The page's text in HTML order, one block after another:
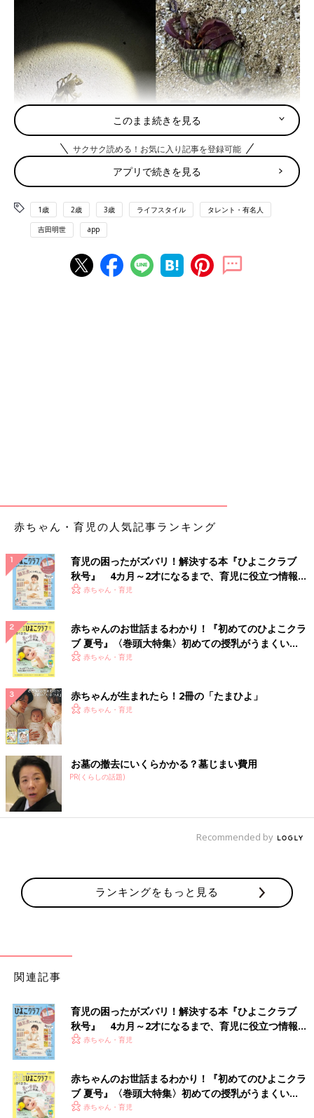
ナイトツアーで出会った生き物たち
今年は娘が小学校に入る前の最後の夏休み！
保育園に通っている娘にとって、来年からのほうが夏休みそのも
のは長いのですが、進学前最後と思うと何かとセンチメンタルモ
一しんみりしている母であります)
会ったり(こちらから攻撃しなければ安全とのことで遠目から見
ました)、浜辺では拳ぐらいの大きなヤドカリやカニを見つけた
な生き物にたくさん遭遇することができました。そして、懐中電
灯の明かりを消して見上げた満天の星の数々。あんなにも宝石の
ように綺麗に輝く天の川を見たのは人生で初めてでした。
ツアーから帰る道中でヤシガニの子どもには会えたものの、イリ
みに息子は"イリオモテヤマネコ"が難しくて言えず、"ヤマネコ
ネコ"と言っていました。可愛すぎやろぉぉー！〈親バカ〉)
体力気力を振りしぼってトレッキングツアー！
としては、カヌーで川をさかのぼり、トレッキングで滝の上と滝
もう…最っっ高でした。
長年西表島で生活されている森本さんは西表島の自然、生き物を
知り尽くす、まさに森の博士。トレッキング中に出会う生き物や
植物の豆知識を教えてくれるので、子どもたちは険しくつらい道
のりも弱音を吐くことなく進むことができました。そして、登り
切ったあとに飛び込む55mの滝つぼはまさに極楽！自然のパワー
このまま続きを見る
サクサク読める！お気に入り記事を登録可能
アプリで続きを見る
1歳 2歳 3歳 ライフスタイル タレント・有名人
吉田明世 app
赤ちゃん・育児の人気記事ランキング
育児の困ったがズバリ！解決する本『ひよこクラブ
秋号』 4カ月～2才になるまで、育児に役立つ情報が
いっぱい！
赤ちゃん・育児
赤ちゃんのお世話まるわかり！『初めてのひよこクラ
ブ 夏号』〈巻頭大特集〉初めての授乳がうまくい
く！ おっぱい・ミルクの基本と夏のトラブル 解決テ
赤ちゃん・育児
赤ちゃんが生まれたら！2冊の「たまひよ」
赤ちゃん・育児
お墓の撤去にいくらかかる？墓じまい費用
PR(くらしの話題)
Recommended by
ランキングをもっと見る
関連記事
育児の困ったがズバリ！解決する本『ひよこクラブ
秋号』 4カ月～2才になるまで、育児に役立つ情報が
いっぱい！
赤ちゃん・育児
赤ちゃんのお世話まるわかり！『初めてのひよこクラ
ブ 夏号』〈巻頭大特集〉初めての授乳がうまくい
く！ おっぱい・ミルクの基本と夏のトラブル 解決テ
赤ちゃん・育児